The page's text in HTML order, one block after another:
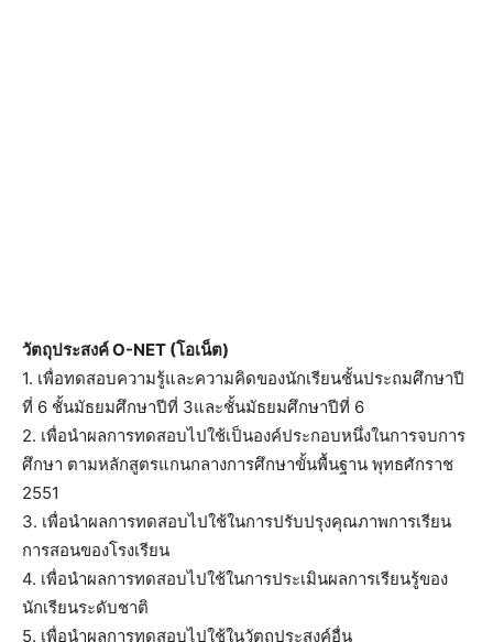
วัตถุประสงค์ O-NET (โอเน็ต)
1. เพื่อทดสอบความรู้และความคิดของนักเรียนชั้นประถมศึกษาปี
ที่ 6 ชั้นมัธยมศึกษาปีที่ 3และชั้นมัธยมศึกษาปีที่ 6
2. เพื่อนำผลการทดสอบไปใช้เป็นองค์ประกอบหนึ่งในการจบการ
ศึกษา ตามหลักสูตรแกนกลางการศึกษาขั้นพื้นฐาน พุทธศักราช
2551
3. เพื่อนำผลการทดสอบไปใช้ในการปรับปรุงคุณภาพการเรียน
การสอนของโรงเรียน
4. เพื่อนำผลการทดสอบไปใช้ในการประเมินผลการเรียนรู้ของ
นักเรียนระดับชาติ
5. เพื่อนำผลการทดสอบไปใช้ในวัตถุประสงค์อื่น